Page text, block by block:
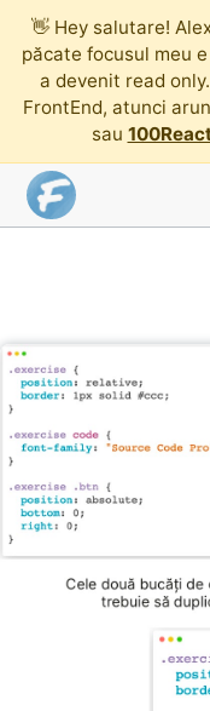
👋 Hey salutare!
păcate focusul meu
a devenit read
FrontEnd, atunci
sau